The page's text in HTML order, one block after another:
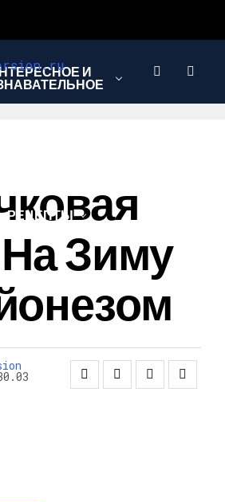
И
РЕЦЕПТЫ
Зиму